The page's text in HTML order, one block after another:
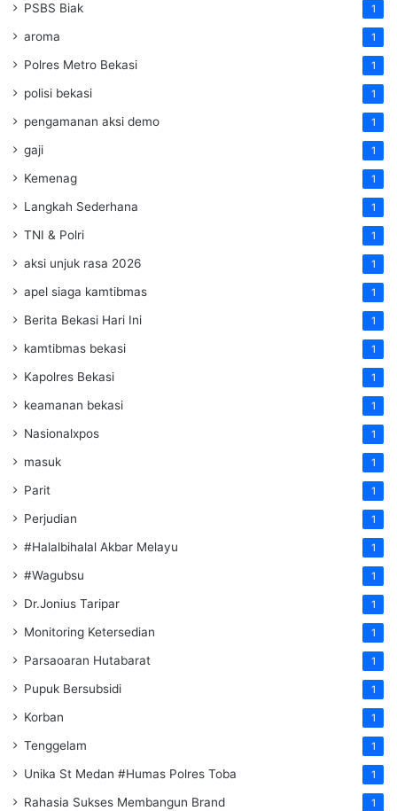
PSBS Biak 1
aroma 1
Polres Metro Bekasi 1
polisi bekasi 1
pengamanan aksi demo 1
gaji 1
Kemenag 1
Langkah Sederhana 1
TNI & Polri 1
aksi unjuk rasa 2026 1
apel siaga kamtibmas 1
Berita Bekasi Hari Ini 1
kamtibmas bekasi 1
Kapolres Bekasi 1
keamanan bekasi 1
Nasionalxpos 1
masuk 1
Parit 1
Perjudian 1
#Halalbihalal Akbar Melayu 1
#Wagubsu 1
Dr.Jonius Taripar 1
Monitoring Ketersedian 1
Parsaoaran Hutabarat 1
Pupuk Bersubsidi 1
Korban 1
Tenggelam 1
Unika St Medan #Humas Polres Toba 1
Rahasia Sukses Membangun Brand 1